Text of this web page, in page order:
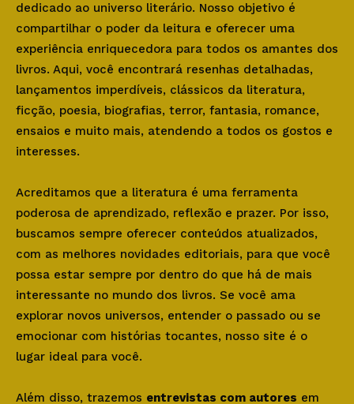
dedicado ao universo literário. Nosso objetivo é
compartilhar o poder da leitura e oferecer uma
experiência enriquecedora para todos os amantes dos
livros. Aqui, você encontrará resenhas detalhadas,
lançamentos imperdíveis, clássicos da literatura,
ficção, poesia, biografias, terror, fantasia, romance,
ensaios e muito mais, atendendo a todos os gostos e
interesses.
Acreditamos que a literatura é uma ferramenta
poderosa de aprendizado, reflexão e prazer. Por isso,
buscamos sempre oferecer conteúdos atualizados,
com as melhores novidades editoriais, para que você
possa estar sempre por dentro do que há de mais
interessante no mundo dos livros. Se você ama
explorar novos universos, entender o passado ou se
emocionar com histórias tocantes, nosso site é o
lugar ideal para você.
Além disso, trazemos entrevistas com autores em